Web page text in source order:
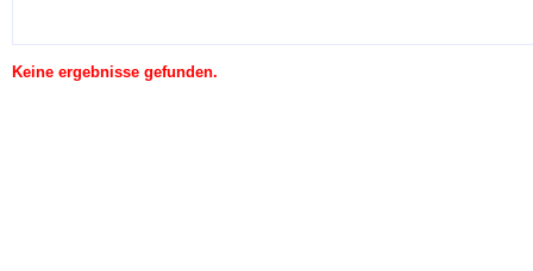
Keine ergebnisse gefunden.